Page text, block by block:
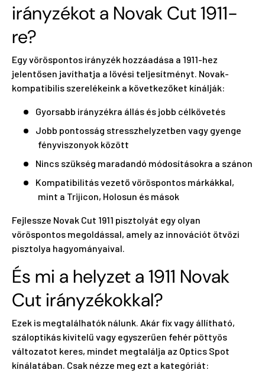
irányzékot a Novak Cut 1911-
re?
Egy vöröspontos irányzék hozzáadása a 1911-hez
jelentősen javíthatja a lövési teljesítményt. Novak-
kompatibilis szerelékeink a következőket kínálják:
Gyorsabb irányzékra állás és jobb célkövetés
Jobb pontosság stresszhelyzetben vagy gyenge
fényviszonyok között
Nincs szükség maradandó módosításokra a szánon
Kompatibilitás vezető vöröspontos márkákkal,
mint a Trijicon, Holosun és mások
Fejlessze Novak Cut 1911 pisztolyát egy olyan
vöröspontos megoldással, amely az innovációt ötvözi
pisztolya hagyományaival.
És mi a helyzet a 1911 Novak
Cut irányzékokkal?
Ezek is megtalálhatók nálunk. Akár fix vagy állítható,
száloptikás kivitelű vagy egyszerűen fehér pöttyös
változatot keres, mindet megtalálja az Optics Spot
kínálatában. Csak nézze meg ezt a kategóriát: